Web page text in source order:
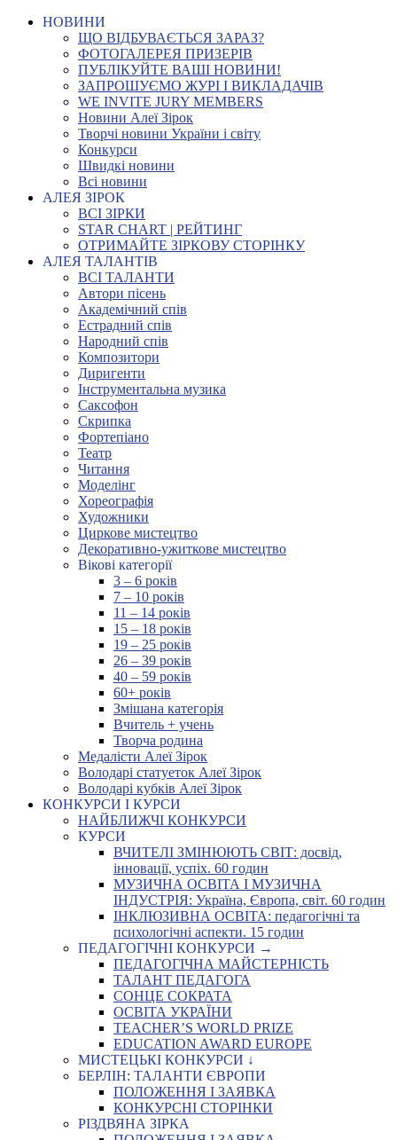
НОВИНИ
ЩО ВІДБУВАЄТЬСЯ ЗАРАЗ?
ФОТОГАЛЕРЕЯ ПРИЗЕРІВ
ПУБЛІКУЙТЕ ВАШІ НОВИНИ!
ЗАПРОШУЄМО ЖУРІ І ВИКЛАДАЧІВ
WE INVITE JURY MEMBERS
Новини Алеї Зірок
Творчі новини України і світу
Конкурси
Швидкі новини
Всі новини
АЛЕЯ ЗІРОК
ВСІ ЗІРКИ
STAR CHART | РЕЙТИНГ
ОТРИМАЙТЕ ЗІРКОВУ СТОРІНКУ
АЛЕЯ ТАЛАНТІВ
ВСІ ТАЛАНТИ
Автори пісень
Академічний спів
Естрадний спів
Народний спів
Композитори
Диригенти
Інструментальна музика
Саксофон
Скрипка
Фортепіано
Театр
Читання
Моделінг
Хореографія
Художники
Циркове мистецтво
Декоративно-ужиткове мистецтво
Вікові категорії
3 – 6 років
7 – 10 років
11 – 14 років
15 – 18 років
19 – 25 років
26 – 39 років
40 – 59 років
60+ років
Змішана категорія
Вчитель + учень
Творча родина
Медалісти Алеї Зірок
Володарі статуеток Алеї Зірок
Володарі кубків Алеї Зірок
КОНКУРСИ І КУРСИ
НАЙБЛИЖЧІ КОНКУРСИ
КУРСИ
ВЧИТЕЛІ ЗМІНЮЮТЬ СВІТ: досвід,
інновації, успіх. 60 годин
МУЗИЧНА ОСВІТА І МУЗИЧНА
ІНДУСТРІЯ: Україна, Європа, світ. 60 годин
ІНКЛЮЗИВНА ОСВІТА: педагогічні та
психологічні аспекти. 15 годин
ПЕДАГОГІЧНІ КОНКУРСИ →
ПЕДАГОГІЧНА МАЙСТЕРНІСТЬ
ТАЛАНТ ПЕДАГОГА
СОНЦЕ СОКРАТА
ОСВІТА УКРАЇНИ
TEACHER’S WORLD PRIZE
EDUCATION AWARD EUROPE
МИСТЕЦЬКІ КОНКУРСИ ↓
БЕРЛІН: ТАЛАНТИ ЄВРОПИ
ПОЛОЖЕННЯ І ЗАЯВКА
КОНКУРСНІ СТОРІНКИ
РІЗДВЯНА ЗІРКА